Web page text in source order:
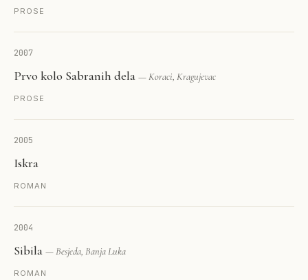
PROSE
2007
Prvo kolo Sabranih dela — Koraci, Kragujevac
PROSE
2005
Iskra
ROMAN
2004
Sibila — Besjeda, Banja Luka
ROMAN